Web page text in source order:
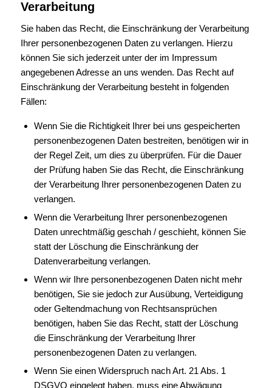
Verarbeitung
Sie haben das Recht, die Einschränkung der Verarbeitung
Ihrer personenbezogenen Daten zu verlangen. Hierzu
können Sie sich jederzeit unter der im Impressum
angegebenen Adresse an uns wenden. Das Recht auf
Einschränkung der Verarbeitung besteht in folgenden
Fällen:
Wenn Sie die Richtigkeit Ihrer bei uns gespeicherten
personenbezogenen Daten bestreiten, benötigen wir in
der Regel Zeit, um dies zu überprüfen. Für die Dauer
der Prüfung haben Sie das Recht, die Einschränkung
der Verarbeitung Ihrer personenbezogenen Daten zu
verlangen.
Wenn die Verarbeitung Ihrer personenbezogenen
Daten unrechtmäßig geschah / geschieht, können Sie
statt der Löschung die Einschränkung der
Datenverarbeitung verlangen.
Wenn wir Ihre personenbezogenen Daten nicht mehr
benötigen, Sie sie jedoch zur Ausübung, Verteidigung
oder Geltendmachung von Rechtsansprüchen
benötigen, haben Sie das Recht, statt der Löschung
die Einschränkung der Verarbeitung Ihrer
personenbezogenen Daten zu verlangen.
Wenn Sie einen Widerspruch nach Art. 21 Abs. 1
DSGVO eingelegt haben, muss eine Abwägung